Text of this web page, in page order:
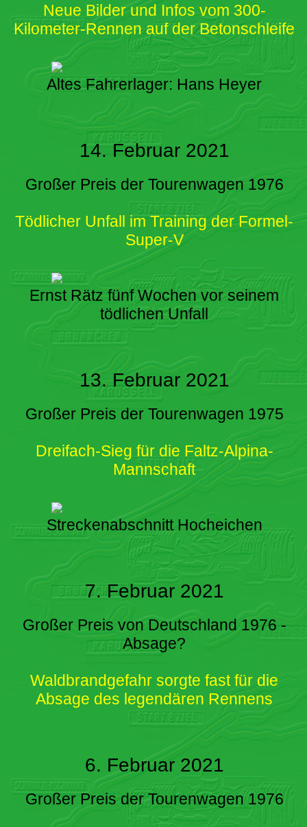
Neue Bilder und Infos vom 300-
Kilometer-Rennen auf der Betonschleife
Altes Fahrerlager: Hans Heyer
14. Februar 2021
Großer Preis der Tourenwagen 1976
Tödlicher Unfall im Training der Formel-
Super-V
Ernst Rätz fünf Wochen vor seinem
tödlichen Unfall
13. Februar 2021
Großer Preis der Tourenwagen 1975
Dreifach-Sieg für die Faltz-Alpina-
Mannschaft
Streckenabschnitt Hocheichen
7. Februar 2021
Großer Preis von Deutschland 1976 -
Absage?
Waldbrandgefahr sorgte fast für die
Absage des legendären Rennens
6. Februar 2021
Großer Preis der Tourenwagen 1976